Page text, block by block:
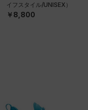
イフスタイル/UNISEX）
￥8,800